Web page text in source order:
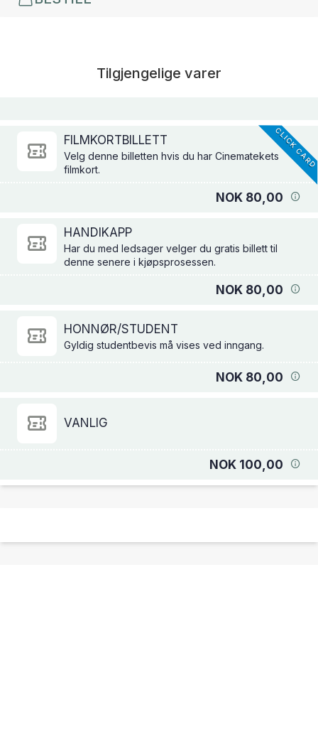
Tilgjengelige varer
FILMKORTBILLETT
Velg denne billetten hvis du har Cinematekets
filmkort.
NOK 80,00
CLICK CARD
HANDIKAPP
Har du med ledsager velger du gratis billett til
denne senere i kjøpsprosessen.
NOK 80,00
HONNØR/STUDENT
Gyldig studentbevis må vises ved inngang.
NOK 80,00
VANLIG
NOK 100,00